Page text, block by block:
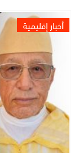
أخبار إقليمية